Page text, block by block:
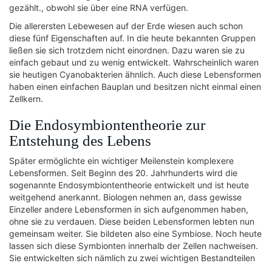
gezählt., obwohl sie über eine RNA verfügen.
Die allerersten Lebewesen auf der Erde wiesen auch schon
diese fünf Eigenschaften auf. In die heute bekannten Gruppen
ließen sie sich trotzdem nicht einordnen. Dazu waren sie zu
einfach gebaut und zu wenig entwickelt. Wahrscheinlich waren
sie heutigen Cyanobakterien ähnlich. Auch diese Lebensformen
haben einen einfachen Bauplan und besitzen nicht einmal einen
Zellkern.
Die Endosymbiontentheorie zur
Entstehung des Lebens
Später ermöglichte ein wichtiger Meilenstein komplexere
Lebensformen. Seit Beginn des 20. Jahrhunderts wird die
sogenannte Endosymbiontentheorie entwickelt und ist heute
weitgehend anerkannt. Biologen nehmen an, dass gewisse
Einzeller andere Lebensformen in sich aufgenommen haben,
ohne sie zu verdauen. Diese beiden Lebensformen lebten nun
gemeinsam weiter. Sie bildeten also eine Symbiose. Noch heute
lassen sich diese Symbionten innerhalb der Zellen nachweisen.
Sie entwickelten sich nämlich zu zwei wichtigen Bestandteilen